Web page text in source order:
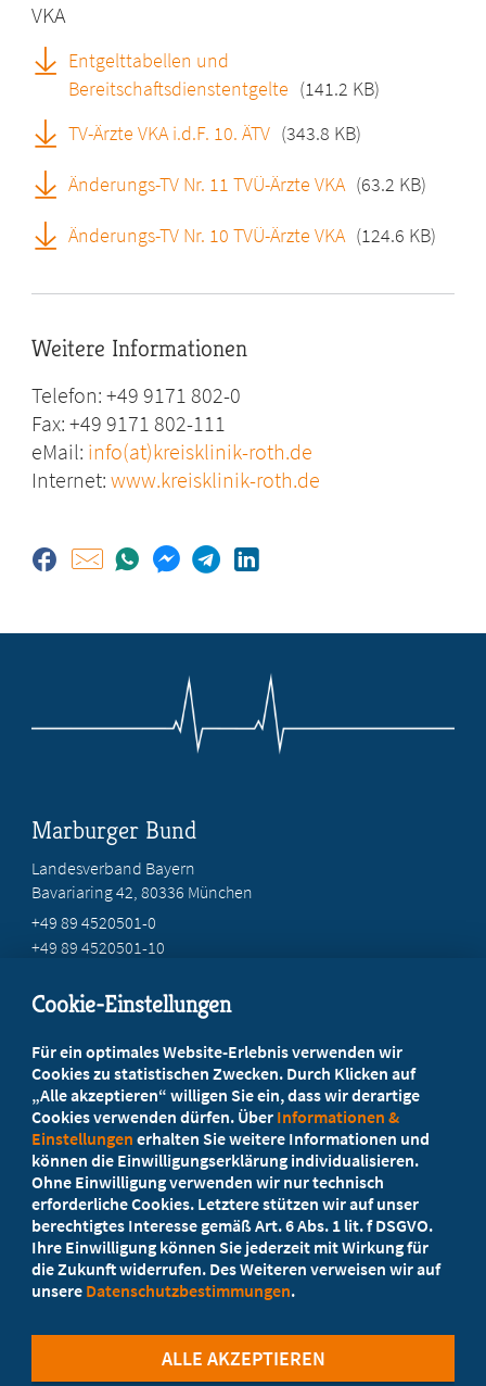
VKA
Entgelttabellen und
Bereitschaftsdienstentgelte (141.2 KB)
TV-Ärzte VKA i.d.F. 10. ÄTV (343.8 KB)
Änderungs-TV Nr. 11 TVÜ-Ärzte VKA (63.2 KB)
Änderungs-TV Nr. 10 TVÜ-Ärzte VKA (124.6 KB)
Weitere Informationen
Telefon: +49 9171 802-0
Fax: +49 9171 802-111
eMail: info(at)kreisklinik-roth.de
Internet:www.kreisklinik-roth.de
Marburger Bund
Landesverband Bayern
Bavariaring 42, 80336 München
+49 89 4520501-0
+49 89 4520501-10
Ihr Landesverband berät Sie!
Ansprechpartner
Werden Sie jetzt Mitglied
5 Vorteile einer MB-Mitgliedschaft
Cookie-Einstellungen
Für ein optimales Website-Erlebnis verwenden wir
Cookies zu statistischen Zwecken. Durch Klicken auf
„Alle akzeptieren“ willigen Sie ein, dass wir derartige
Cookies verwenden dürfen. Über Informationen &
Einstellungen erhalten Sie weitere Informationen und
können die Einwilligungserklärung individualisieren.
Ohne Einwilligung verwenden wir nur technisch
erforderliche Cookies. Letztere stützen wir auf unser
berechtigtes Interesse gemäß Art. 6 Abs. 1 lit. f DSGVO.
Ihre Einwilligung können Sie jederzeit mit Wirkung für
die Zukunft widerrufen. Des Weiteren verweisen wir auf
unsere Datenschutzbestimmungen.
ALLE AKZEPTIEREN